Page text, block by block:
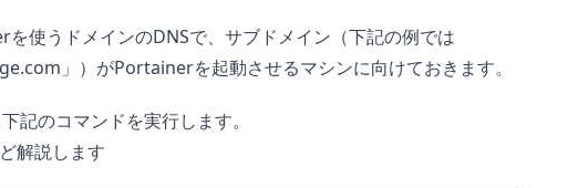
を使うドメインのDNSで、サブドメイン（下記の例では
」）がPortainerを起動させるマシンに向けておきます。
記のコマンドを実行します。
解説します